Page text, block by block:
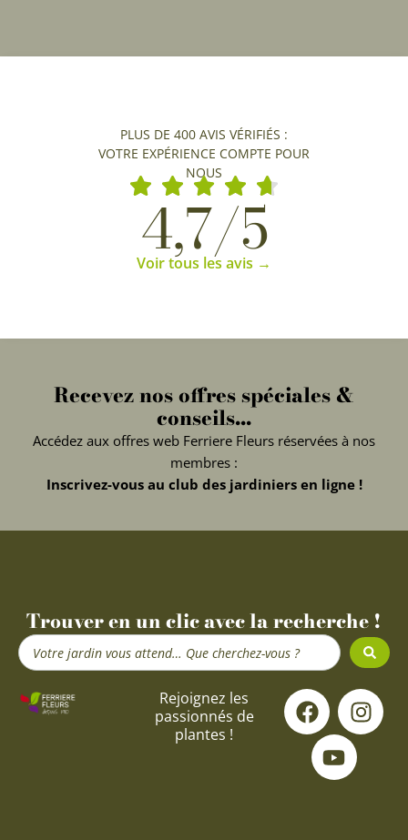
PLUS DE 400 AVIS VÉRIFIÉS :
VOTRE EXPÉRIENCE COMPTE POUR
NOUS
4,7/5
Voir tous les avis →
Recevez nos offres spéciales &
conseils...
Accédez aux offres web Ferriere Fleurs réservées à nos
membres :
Inscrivez-vous au club des jardiniers en ligne !
Trouver en un clic avec la recherche !
Search
...
Rejoignez les
passionnés de
plantes !
F
a
c
e
I
n
s
Y
o
u
t
u